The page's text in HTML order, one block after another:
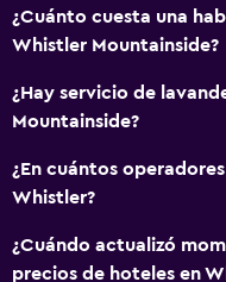
Chimenea
Zona de estar
Sofá
Habitaciones
Insonorización
Alfombrado
Vista a la ciudad
¿Cuánto cuesta una
Whistler Mountainside?
¿Hay servicio de
Mountainside?
¿En cuántos
Whistler?
¿Cuándo actualizó
precios de hoteles en